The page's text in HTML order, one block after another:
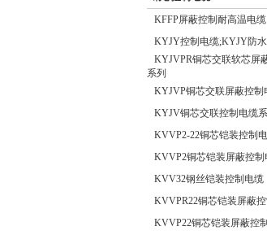
KFFP屏蔽控制耐高温电缆
KYJY控制电缆;KYJY防
KYJVPR铜芯交联软芯屏
系列
KYJVP铜芯交联屏蔽控制
KYJV铜芯交联控制电缆
KVVP2-22铜芯铠装控制
KVVP2铜芯铠装屏蔽控制
KVV32钢丝铠装控制电缆
KVVPR22铜芯铠装屏蔽
KVVP22铜芯铠装屏蔽控